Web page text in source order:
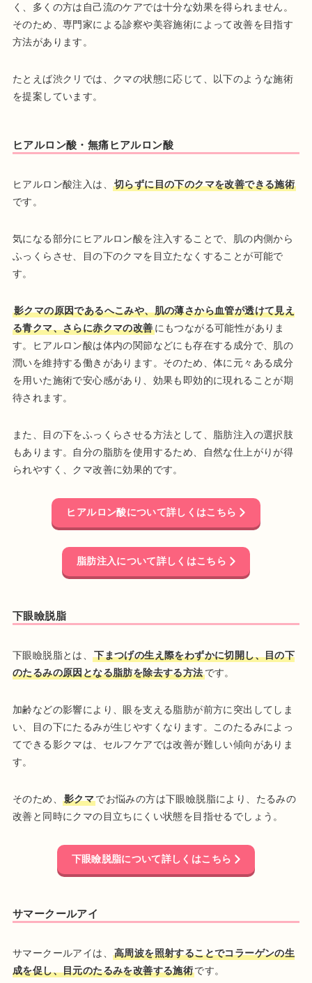
く、多くの方は自己流のケアでは十分な効果を得られません。
そのため、専門家による診察や美容施術によって改善を目指す
方法があります。
たとえば渋クリでは、クマの状態に応じて、以下のような施術
を提案しています。
ヒアルロン酸・無痛ヒアルロン酸
ヒアルロン酸注入は、
切らずに目の下のクマを改善できる施術
です。
気になる部分にヒアルロン酸を注入することで、肌の内側から
ふっくらさせ、目の下のクマを目立たなくすることが可能で
す。
影クマの原因であるへこみや、肌の薄さから血管が透けて見え
る青クマ、さらに赤クマの改善にもつながる可能性がありま
す。ヒアルロン酸は体内の関節などにも存在する成分で、肌の
潤いを維持する働きがあります。そのため、体に元々ある成分
を用いた施術で安心感があり、効果も即効的に現れることが期
待されます。
また、目の下をふっくらさせる方法として、脂肪注入の選択肢
もあります。自分の脂肪を使用するため、自然な仕上がりが得
られやすく、クマ改善に効果的です。
ヒアルロン酸について詳しくはこちら
脂肪注入について詳しくはこちら
下眼瞼脱脂
下眼瞼脱脂とは、下まつげの生え際をわずかに切開し、目の下
のたるみの原因となる脂肪を除去する方法です。
加齢などの影響により、眼を支える脂肪が前方に突出してしま
い、目の下にたるみが生じやすくなります。このたるみによっ
てできる影クマは、セルフケアでは改善が難しい傾向がありま
す。
そのため、 影クマでお悩みの方は下眼瞼脱脂により、たるみの
改善と同時にクマの目立ちにくい状態を目指せるでしょう。
下眼瞼脱脂について詳しくはこちら
サマークールアイ
サマークールアイは、
高周波を照射することでコラーゲンの生
成を促し、目元のたるみを改善する施術です。